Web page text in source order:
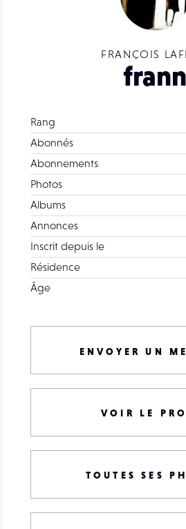
FRANÇOIS
frann
Rang
Abonnés
Abonnements
Photos
Albums
Annonces
Inscrit depuis le
Résidence
Âge
ENVOYER UN
VOIR LE
TOUTES SES